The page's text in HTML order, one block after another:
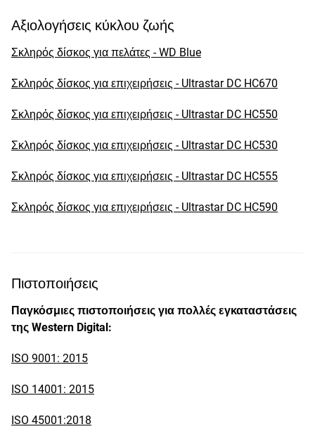
Αξιολογήσεις κύκλου ζωής
Σκληρός δίσκος για πελάτες - WD Blue
Σκληρός δίσκος για επιχειρήσεις - Ultrastar DC HC670
Σκληρός δίσκος για επιχειρήσεις - Ultrastar DC HC550
Σκληρός δίσκος για επιχειρήσεις - Ultrastar DC HC530
Σκληρός δίσκος για επιχειρήσεις - Ultrastar DC HC555
Σκληρός δίσκος για επιχειρήσεις - Ultrastar DC HC590
Πιστοποιήσεις
Παγκόσμιες πιστοποιήσεις για πολλές εγκαταστάσεις
της Western Digital:
ISO 9001: 2015
ISO 14001: 2015
ISO 45001:2018